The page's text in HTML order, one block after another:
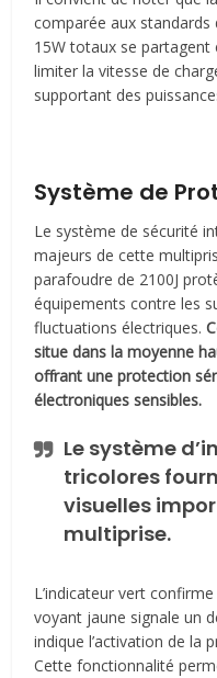
comparée aux standards
15W totaux se
limiter la vitesse de
supportant des
Système de
Le système de sécurité
majeurs de cette
parafoudre de 2100J
équipements contre les
fluctuations électriques.
situe dans la moyenne
offrant une protection
électroniques sensibles.
Le système
tricolores
visuelles
multiprise.
L’indicateur vert
voyant jaune signale un
indique l’activation de la
Cette fonctionnalité